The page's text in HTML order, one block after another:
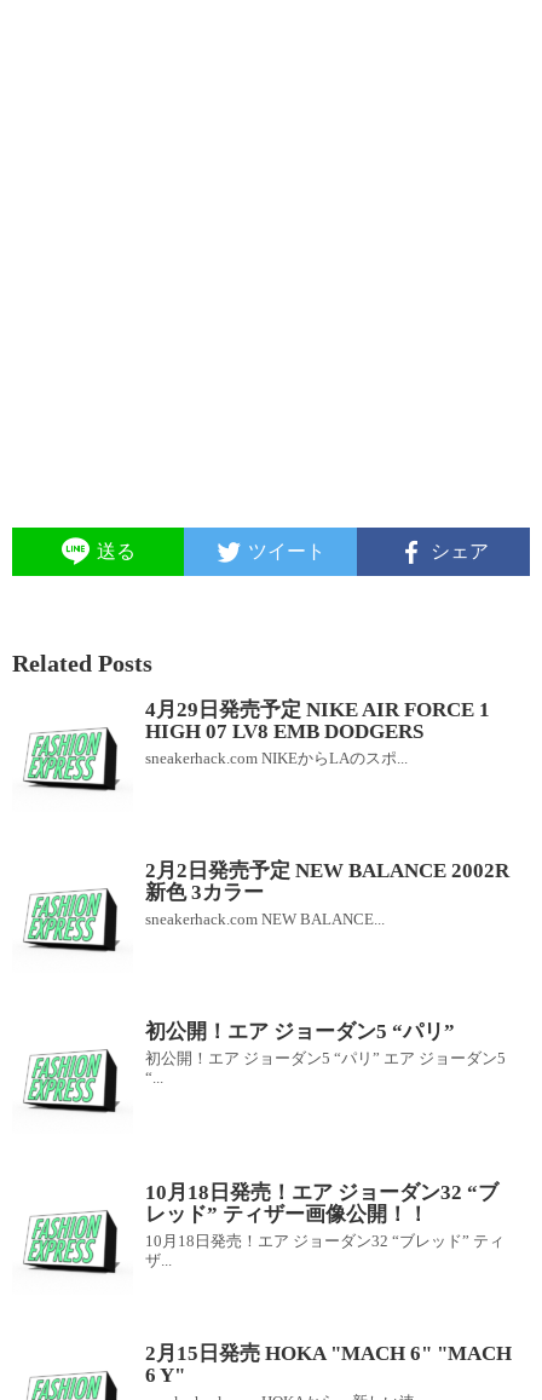
送る ツイート シェア
Related Posts
4月29日発売予定 NIKE AIR FORCE 1
HIGH 07 LV8 EMB DODGERS
sneakerhack.com NIKEからLAのスポ...
2月2日発売予定 NEW BALANCE 2002R
新色 3カラー
sneakerhack.com NEW BALANCE...
初公開！エア ジョーダン5 “パリ”
初公開！エア ジョーダン5 “パリ” エア ジョーダン5
“...
10月18日発売！エア ジョーダン32 “ブ
レッド” ティザー画像公開！！
10月18日発売！エア ジョーダン32 “ブレッド” ティ
ザ...
2月15日発売 HOKA "MACH 6" "MACH
6 Y"